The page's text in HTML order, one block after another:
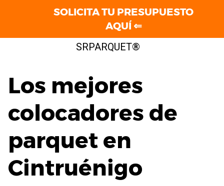
SRPARQUET®
Los mejores
colocadores de
parquet en
Cintruénigo
SOLICITA TU PRESUPUESTO
AQUÍ ⇐